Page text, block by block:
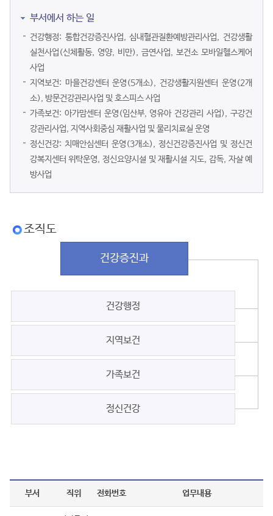
부서에서 하는 일
건강행정: 통합건강증진사업, 심내혈관질환예방관리사업, 건강생활
실천사업(신체활동, 영양, 비만), 금연사업, 보건소 모바일헬스케어
사업
지역보건: 마을건강센터 운영(5개소), 건강생활지원센터 운영(2개
소), 방문건강관리사업 및 호스피스 사업
가족보건: 아가맘센터 운영(임산부, 영유아 건강관리 사업), 구강건
강관리사업, 지역사회중심 재활사업 및 물리치료실 운영
정신건강: 치매안심센터 운영(3개소), 정신건강증진사업 및 정신건
강복지센터 위탁운영, 정신요양시설 및 재활시설 지도, 감독, 자살 예
방사업
조직도
건강증진과
건강행정
지역보건
가족보건
정신건강
부서 직위 전화번호 업무내용